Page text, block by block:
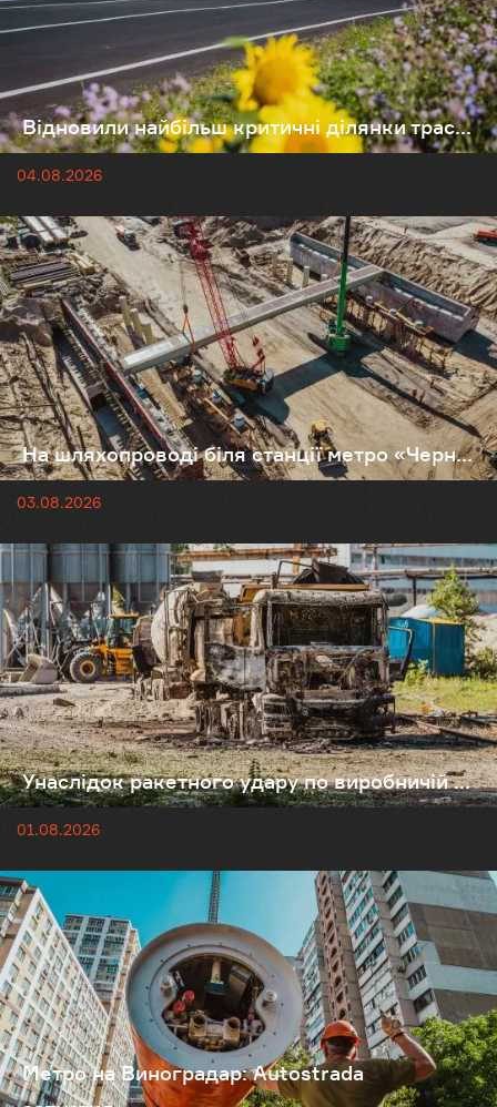
Відновили найбільш критичні ділянки трас...
04.08.2026
На шляхопроводі біля станції метро «Черн...
03.08.2026
Унаслідок ракетного удару по виробничій ...
01.08.2026
Метро на Виноградар: Autostrada